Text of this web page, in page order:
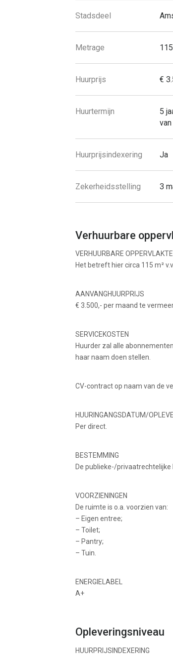
Stadsdeel
Metrage
Huurprijs €
Huurtermijn
5
Huurprijsindexering Ja
Zekerheidsstelling 3
Verhuurbare
VERHUURBARE OPPERVLAKTE
Het betreft hier circa 115 m²
AANVANGHUURPRIJS
€ 3.500,- per maand te
SERVICEKOSTEN
Huurder zal alle
haar naam doen stellen.
CV-contract op naam van de
HUURINGANGSDATUM/
Per direct.
BESTEMMING
De publieke-/
VOORZIENINGEN
De ruimte is o.a. voorzien van:
– Eigen entree;
– Toilet;
– Pantry;
– Tuin.
ENERGIELABEL
A+
Opleveringsniveau
HUURPRIJSINDEXERING